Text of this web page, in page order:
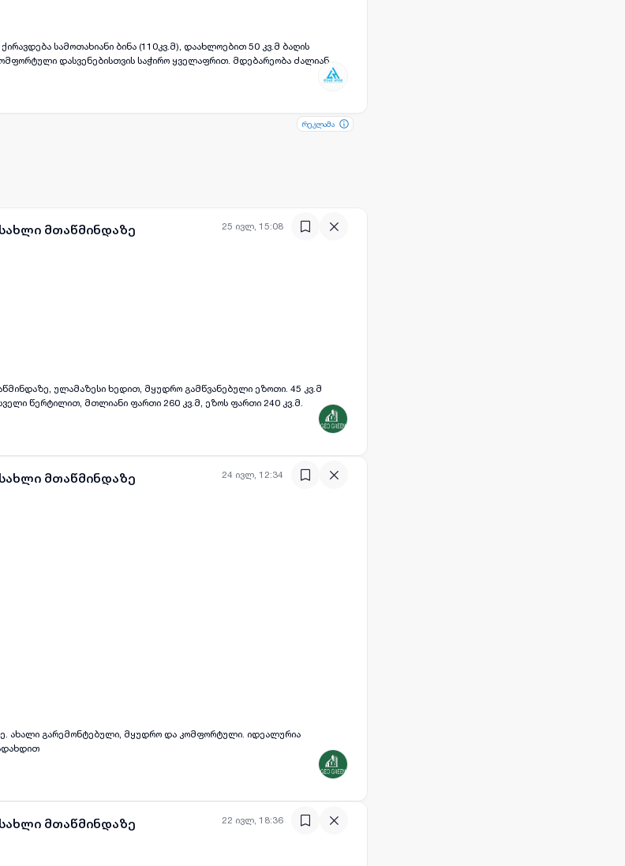
ყველა ფოტო+(10 )
სამოთახიანი ბინა (110კვ.მ), დაახლოებით 50 კვ.მ ბაღის
დასვენებისთვის საჭირო ყველაფრით. მდებარეობა ძალიან
რეკლამა
რეკლამა
25 ივლ, 15:08
მთაწმინდაზე
ულამაზესი ხედით, მყუდრო გამწვანებული ეზოთი. 45 კვ.მ
წერტილით, მთლიანი ფართი 260 კვ.მ, ეზოს ფართი 240 კვ.მ.
24 ივლ, 12:34
მთაწმინდაზე
ახალი გარემონტებული, მყუდრო და კომფორტული. იდეალურია
22 ივლ, 18:36
მთაწმინდაზე